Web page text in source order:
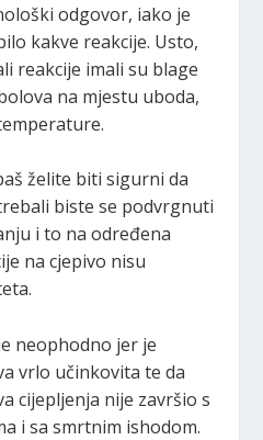
odgovor, iako je
kakve reakcije. Usto,
reakcije imali su blage
na mjestu uboda,
želite biti sigurni da
biste se podvrgnuti
i to na određena
na cjepivo nisu
neophodno jer je
vrlo učinkovita te da
cijepljenja nije završio s
i sa smrtnim ishodom.